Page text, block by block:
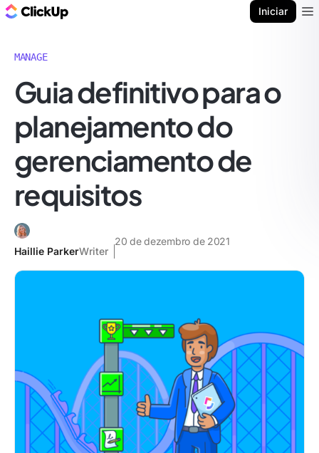
Iniciar
MANAGE
Guia definitivo para o
planejamento do
gerenciamento de
requisitos
Haillie ParkerWriter
20 de dezembro de 2021